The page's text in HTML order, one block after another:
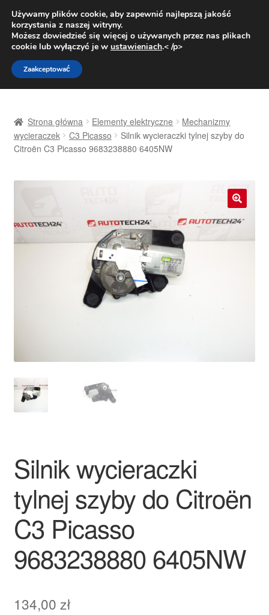
DOSTAWA od 31 zł
Pn.-pt. 9:00-16:00800 003 167
Przejdź
do
nawigacji
Przejdź
do
treści
Dostawa
Moje konto
Skarga
Zasady i warunki
Strona główna Elementy elektryczne
Mechanizmy
wycieraczek
C3 Picasso
Silnik wycieraczki tylnej szyby do
Citroën C3 Picasso 9683238880 6405NW
🔍
Silnik wycieraczki
tylnej szyby do Citroën
C3 Picasso
9683238880 6405NW
134,00 zł
Używamy plików cookie, aby zapewnić najlepszą jakość
korzystania z naszej witryny.
Możesz dowiedzieć się więcej o używanych przez nas plikach
cookie lub wyłączyć je w ustawieniach.< /p>
Zaakceptować